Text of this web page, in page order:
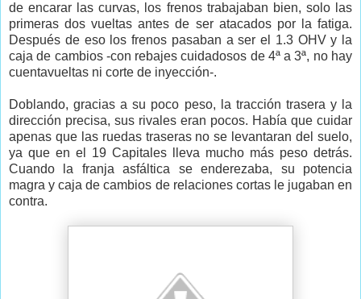
de encarar las curvas, los frenos trabajaban bien, solo las
primeras dos vueltas antes de ser atacados por la fatiga.
Después de eso los frenos pasaban a ser el 1.3 OHV y la
caja de cambios -con rebajes cuidadosos de 4ª a 3ª, no hay
cuentavueltas ni corte de inyección-.
Doblando, gracias a su poco peso, la tracción trasera y la
dirección precisa, sus rivales eran pocos. Había que cuidar
apenas que las ruedas traseras no se levantaran del suelo,
ya que en el 19 Capitales lleva mucho más peso detrás.
Cuando la franja asfáltica se enderezaba, su potencia
magra y caja de cambios de relaciones cortas le jugaban en
contra.